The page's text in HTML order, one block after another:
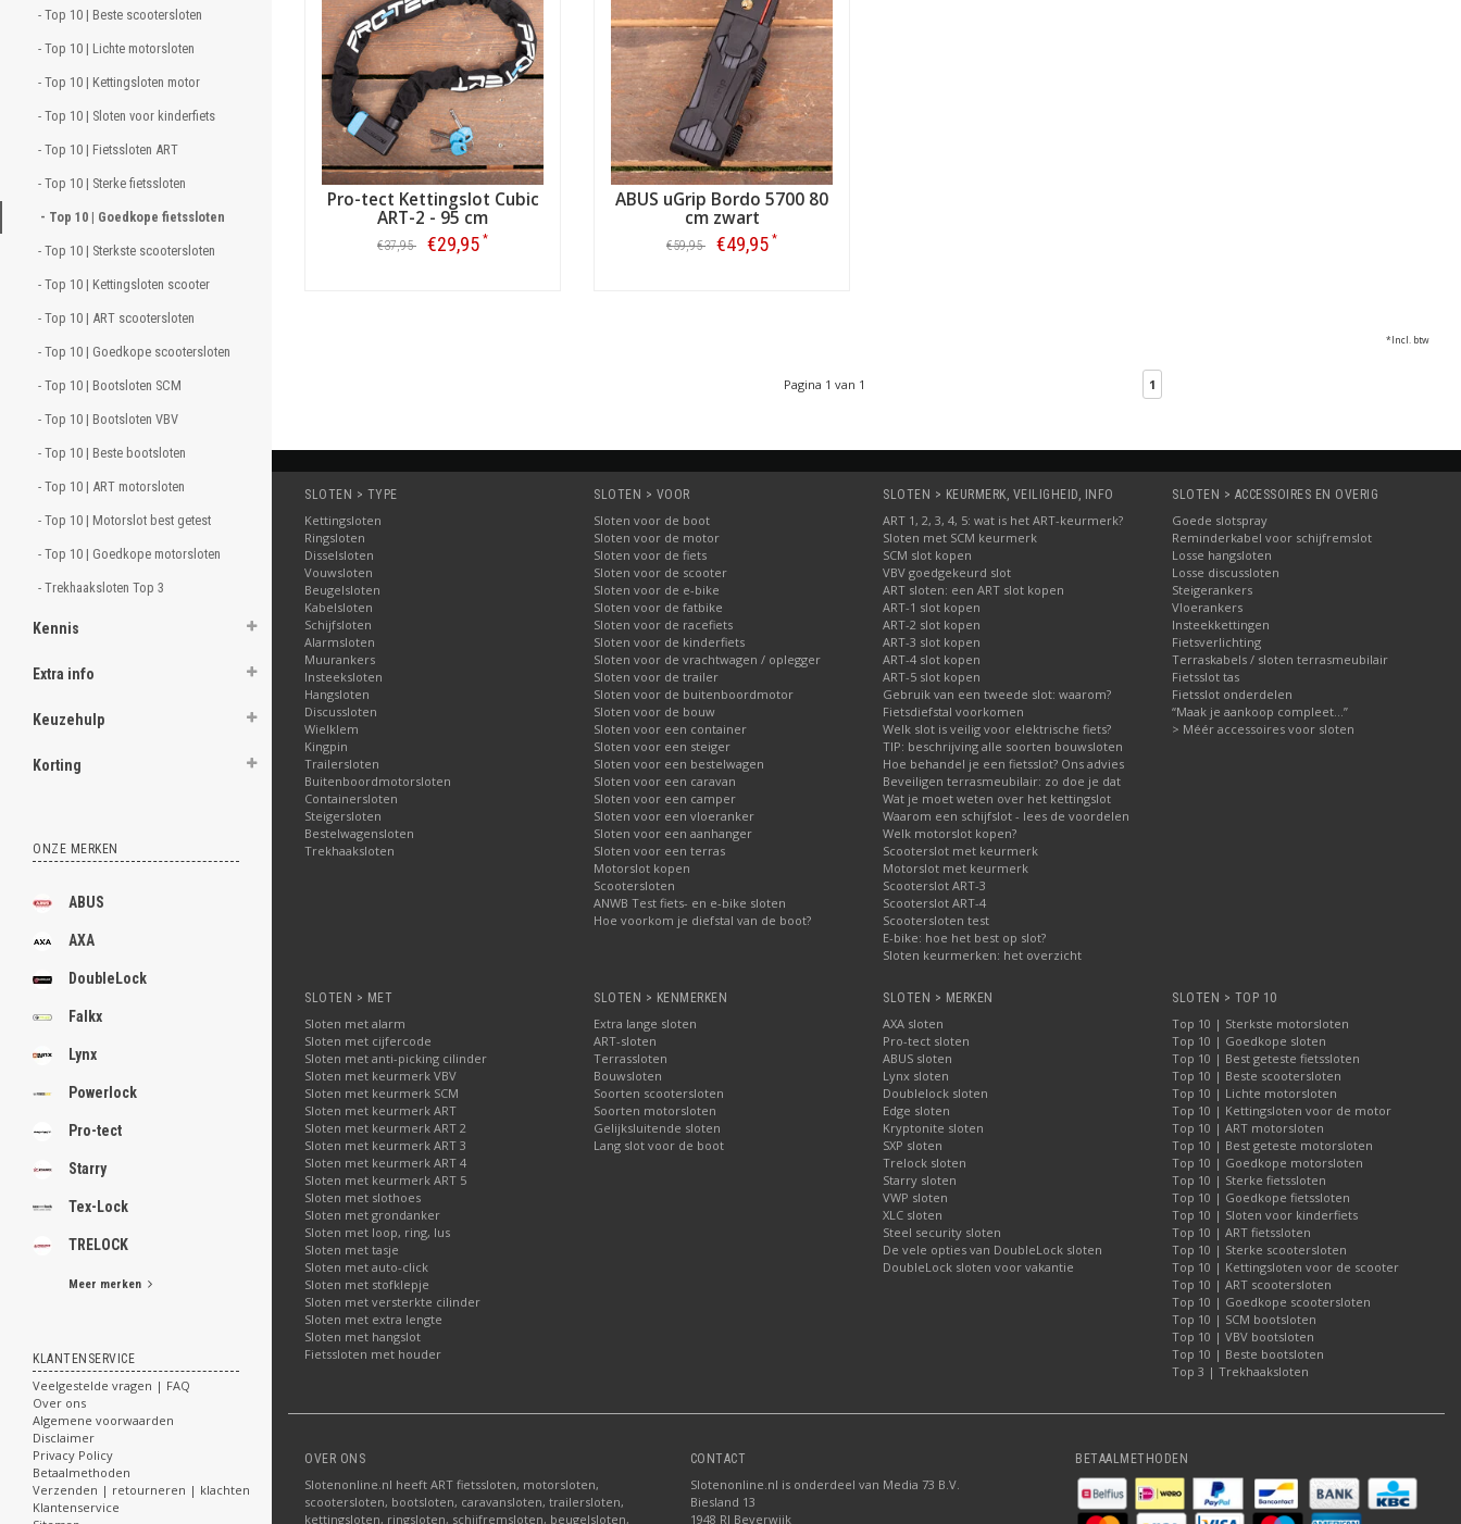
- Top 10 | Beste scootersloten
- Top 10 | Lichte motorsloten
- Top 10 | Kettingsloten motor
- Top 10 | Sloten voor kinderfiets
- Top 10 | Fietssloten ART
- Top 10 | Sterke fietssloten
- Top 10 | Goedkope fietssloten
- Top 10 | Sterkste scootersloten
- Top 10 | Kettingsloten scooter
- Top 10 | ART scootersloten
- Top 10 | Goedkope scootersloten
- Top 10 | Bootsloten SCM
- Top 10 | Bootsloten VBV
- Top 10 | Beste bootsloten
- Top 10 | ART motorsloten
- Top 10 | Motorslot best getest
- Top 10 | Goedkope motorsloten
- Trekhaaksloten Top 3
Kennis
Extra info
Keuzehulp
Korting
ONZE MERKEN
ABUS
AXA
DoubleLock
Falkx
Lynx
Powerlock
Pro-tect
Starry
Tex-Lock
TRELOCK
Meer merken
KLANTENSERVICE
Veelgestelde vragen | FAQ
Over ons
Algemene voorwaarden
Disclaimer
Privacy Policy
Betaalmethoden
Verzenden | retourneren | klachten
Klantenservice
Pro-tect Kettingslot Cubic
ART-2 - 95 cm
€37,95 €29,95 *
ABUS uGrip Bordo 5700 80
cm zwart
€59,95 €49,95 *
*Incl. btw
Pagina 1 van 1 1
SLOTEN > TYPE
Kettingsloten
Ringsloten
Disselsloten
Vouwsloten
Beugelsloten
Kabelsloten
Schijfsloten
Alarmsloten
Muurankers
Insteeksloten
Hangsloten
Discussloten
Wielklem
Kingpin
Trailersloten
Buitenboordmotorsloten
Containersloten
Steigersloten
Bestelwagensloten
Trekhaaksloten
SLOTEN > VOOR
Sloten voor de boot
Sloten voor de motor
Sloten voor de fiets
Sloten voor de scooter
Sloten voor de e-bike
Sloten voor de fatbike
Sloten voor de racefiets
Sloten voor de kinderfiets
Sloten voor de vrachtwagen / oplegger
Sloten voor de trailer
Sloten voor de buitenboordmotor
Sloten voor de bouw
Sloten voor een container
Sloten voor een steiger
Sloten voor een bestelwagen
Sloten voor een caravan
Sloten voor een camper
Sloten voor een vloeranker
Sloten voor een aanhanger
Sloten voor een terras
Motorslot kopen
Scootersloten
ANWB Test fiets- en e-bike sloten
Hoe voorkom je diefstal van de boot?
SLOTEN > KEURMERK, VEILIGHEID, INFO
ART 1, 2, 3, 4, 5: wat is het ART-keurmerk?
Sloten met SCM keurmerk
SCM slot kopen
VBV goedgekeurd slot
ART sloten: een ART slot kopen
ART-1 slot kopen
ART-2 slot kopen
ART-3 slot kopen
ART-4 slot kopen
ART-5 slot kopen
Gebruik van een tweede slot: waarom?
Fietsdiefstal voorkomen
Welk slot is veilig voor elektrische fiets?
TIP: beschrijving alle soorten bouwsloten
Hoe behandel je een fietsslot? Ons advies
Beveiligen terrasmeubilair: zo doe je dat
Wat je moet weten over het kettingslot
Waarom een schijfslot - lees de voordelen
Welk motorslot kopen?
Scooterslot met keurmerk
Motorslot met keurmerk
Scooterslot ART-3
Scooterslot ART-4
Scootersloten test
E-bike: hoe het best op slot?
Sloten keurmerken: het overzicht
SLOTEN > ACCESSOIRES EN OVERIG
Goede slotspray
Reminderkabel voor schijfremslot
Losse hangsloten
Losse discussloten
Steigerankers
Vloerankers
Insteekkettingen
Fietsverlichting
Terraskabels / sloten terrasmeubilair
Fietsslot tas
Fietsslot onderdelen
“Maak je aankoop compleet…”
> Méér accessoires voor sloten
SLOTEN > MET
Sloten met alarm
Sloten met cijfercode
Sloten met anti-picking cilinder
Sloten met keurmerk VBV
Sloten met keurmerk SCM
Sloten met keurmerk ART
Sloten met keurmerk ART 2
Sloten met keurmerk ART 3
Sloten met keurmerk ART 4
Sloten met keurmerk ART 5
Sloten met slothoes
Sloten met grondanker
Sloten met loop, ring, lus
Sloten met tasje
Sloten met auto-click
Sloten met stofklepje
Sloten met versterkte cilinder
Sloten met extra lengte
Sloten met hangslot
Fietssloten met houder
SLOTEN > KENMERKEN
Extra lange sloten
ART-sloten
Terrassloten
Bouwsloten
Soorten scootersloten
Soorten motorsloten
Gelijksluitende sloten
Lang slot voor de boot
SLOTEN > MERKEN
AXA sloten
Pro-tect sloten
ABUS sloten
Lynx sloten
Doublelock sloten
Edge sloten
Kryptonite sloten
SXP sloten
Trelock sloten
Starry sloten
VWP sloten
XLC sloten
Steel security sloten
De vele opties van DoubleLock sloten
DoubleLock sloten voor vakantie
SLOTEN > TOP 10
Top 10 | Sterkste motorsloten
Top 10 | Goedkope sloten
Top 10 | Best geteste fietssloten
Top 10 | Beste scootersloten
Top 10 | Lichte motorsloten
Top 10 | Kettingsloten voor de motor
Top 10 | ART motorsloten
Top 10 | Best geteste motorsloten
Top 10 | Goedkope motorsloten
Top 10 | Sterke fietssloten
Top 10 | Goedkope fietssloten
Top 10 | Sloten voor kinderfiets
Top 10 | ART fietssloten
Top 10 | Sterke scootersloten
Top 10 | Kettingsloten voor de scooter
Top 10 | ART scootersloten
Top 10 | Goedkope scootersloten
Top 10 | SCM bootsloten
Top 10 | VBV bootsloten
Top 10 | Beste bootsloten
Top 3 | Trekhaaksloten
OVER ONS
Slotenonline.nl heeft ART fietssloten, motorsloten,
scootersloten, bootsloten, caravansloten, trailersloten,
kettingsloten, ringsloten, schijfremsloten, beugelsloten,
CONTACT
Slotenonline.nl is onderdeel van Media 73 B.V.
Biesland 13
1948 RJ Beverwijk
BETAALMETHODEN